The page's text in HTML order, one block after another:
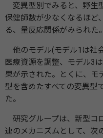
変異型別でみると、野生
保健師数が少なくなるほど
る、量反応関係がみられた。
他のモデル(モデル1は社
医療資源を調整、モデル3
果が示された。とくに、モ
型を含めたすべての変異型
た。
研究グループは、新型コ
連のメカニズムとして、次